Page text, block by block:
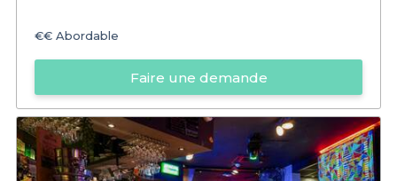
€€ Abordable
Faire une demande